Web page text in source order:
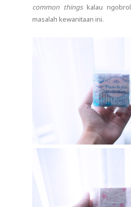
common thingskalau
masalah kewanitaan ini.